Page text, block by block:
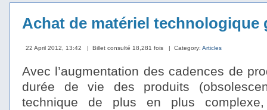
Achat de matériel technologique
22 April 2012, 13:42 | Billet consulté 18,281 fois | Category: Articles
Avec l’augmentation des cadences de
durée de vie des produits
technique de plus en plus